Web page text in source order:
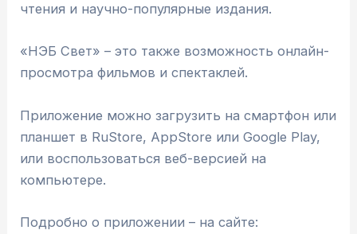
чтения и научно-популярные издания.
«НЭБ Свет» – это также возможность онлайн-
просмотра фильмов и спектаклей.
Приложение можно загрузить на смартфон или
планшет в RuStore, AppStore или Google Play,
или воспользоваться веб-версией на
компьютере.
Подробно о приложении – на сайте: